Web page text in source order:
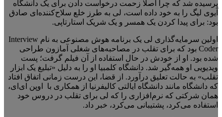
پرسیده شد که چرا اصلا زحمت درخواست دادن برای یک دانشگاه
آیوی لیگ را به خود داده است، لی به طرز خلع سلاح‌کننده‌ای صادق
بود: برای پیدا کردن یک همسر و یک شریک استارتاپی.
اولین سرمایه‌گذاری لی یک برنامه هوش مصنوعی به نام Interview
Coder بود که برای تقلب در مصاحبه‌های شغلی آمازون طراحی
شده بود. او از خودش در حال استفاده از آن فیلم گرفت؛ پست
ویدیویی او همه‌گیر شد. دانشگاه کلمبیا او را به دلیل «تبلیغ یک ابزار
تقلب» به حالت تعلیق درآورد. از قضا، این درست زمانی اتفاق افتاد
که دانشگاه مانند دانشگاه ایالتی کالیفرنیا از همکاری با اوپن ای‌ای،
همان شرکتی که نرم‌افزاری را که لی برای تقلب در دروس خود
استفاده می‌کرد، پشتیبانی می‌کرد، خبر داد.